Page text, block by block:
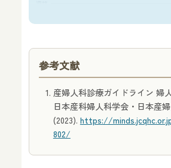
所属学会
日本産科婦人科学会
日本周産期新生児学会
日本女性医学会
人類遺伝学会
日本産科婦人科遺伝診療学会
参考文献
産婦人科診療ガイドライン 婦
日本産科婦人科学会・日本産
(2023). https://
802/